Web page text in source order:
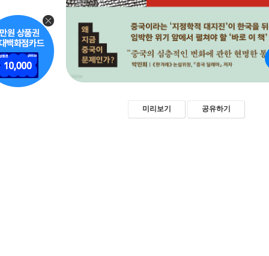
미리보기 공유하기